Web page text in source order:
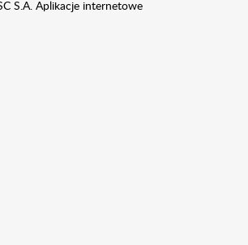
S.A. Aplikacje internetowe